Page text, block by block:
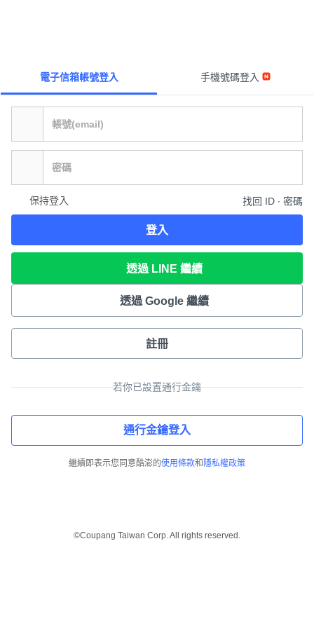
電子信箱帳號登入 手機號碼登入
保持登入 找回 ID ∙ 密碼
登入
透過 LINE 繼續
透過 Google 繼續
註冊
若你已設置通行金鑰
通行金鑰登入
繼續即表示您同意酷澎的使用條款和 隱私權政策
©Coupang Taiwan Corp. All rights reserved.